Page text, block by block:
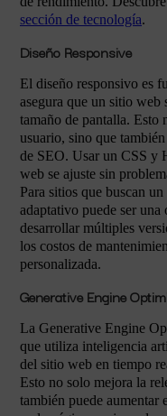
sección de tecnología.
Diseño Responsive
El diseño responsivo es
asegura que un sitio web
tamaño de pantalla. Esto
usuario, sino que
de SEO. Usar un CSS y
web se ajuste sin
Para sitios que buscan
adaptativo puede ser
desarrollar múltiples
los costos de
personalizada.
Generative Engine
La Generative Engine
que utiliza inteligencia
del sitio web en tiempo
Esto no solo mejora la
también puede aumentar